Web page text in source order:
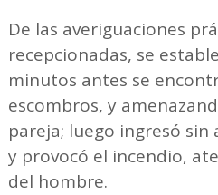
De las averiguaciones
recepcionadas, se
minutos antes se
escombros, y
pareja; luego ingresó sin
y provocó el incendio,
del hombre.